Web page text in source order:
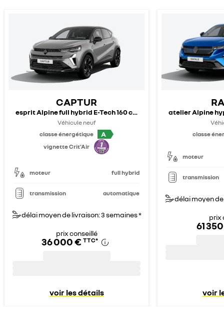
CAPTUR
esprit Alpine full hybrid E-Tech 160 ch - 25
Véhicule neuf
classe énergétique
A
vignette Crit'Air
moteur full hybrid
transmission automatique
délai moyen de livraison: 3 semaines *
prix conseillé
36 000 € TTC*
voir les détails
atelier Alpine
classe
moteur
transmission
délai moyen
prix
61
voir